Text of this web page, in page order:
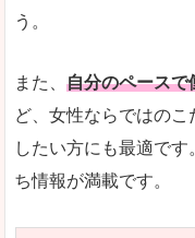
多少検
「エン転職ウ
う。
また、 自分のペースで
ど、女性ならではの
したい方にも最適で
ち情報が満載です。